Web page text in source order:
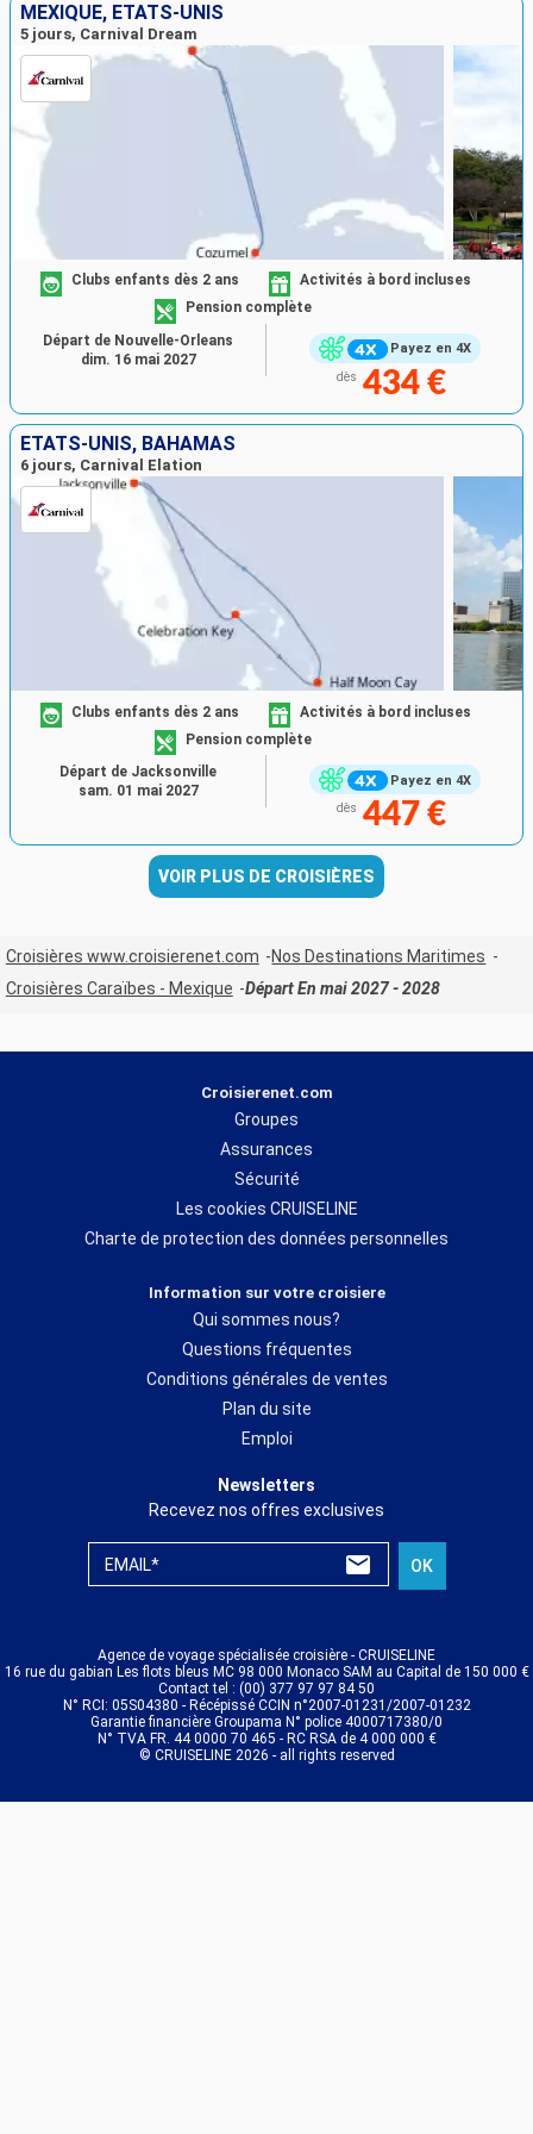
MEXIQUE, ÉTATS-UNIS
5 jours, Carnival Dream
Payez en 4X
Clubs enfants dès 2 ans
Activités à bord incluses
Pension complète
dès 434 €
Départ de Nouvelle-Orleans
dim. 16 mai 2027
ÉTATS-UNIS, BAHAMAS
6 jours, Carnival Elation
Payez en 4X
Clubs enfants dès 2 ans
Activités à bord incluses
Pension complète
dès 447 €
Départ de Jacksonville
sam. 01 mai 2027
VOIR PLUS DE CROISIÈRES
Croisières www.croisierenet.com
Nos Destinations Maritimes
Croisières Caraïbes - Mexique
Départ En mai 2027 - 2028
Croisierenet.com
Groupes
Assurances
Sécurité
Les cookies CRUISELINE
Charte de protection des données personnelles
Information sur votre croisiere
Qui sommes nous?
Questions fréquentes
Conditions générales de ventes
Plan du site
Emploi
Newsletters
Recevez nos offres exclusives
EMAIL* OK
Agence de voyage spécialisée croisière - CRUISELINE
16 rue du gabian Les flots bleus MC 98 000 Monaco SAM au Capital de 150 000 €
Contact tel : (00) 377 97 97 84 50
N° RCI: 05S04380 - Récépissé CCIN n°2007-01231/2007-01232
Garantie financière Groupama N° police 4000717380/0
N° TVA FR. 44 0000 70 465 - RC RSA de 4 000 000 €
© CRUISELINE 2026 - all rights reserved